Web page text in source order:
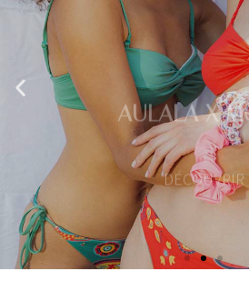
AULALA X
DÉCOUVRIR
DÉCOUVRIR LA